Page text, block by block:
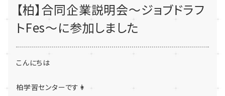
【柏】合同企業説明会～ジョブドラフ
トFes～に参加しました
こんにちは
柏学習センターです👩